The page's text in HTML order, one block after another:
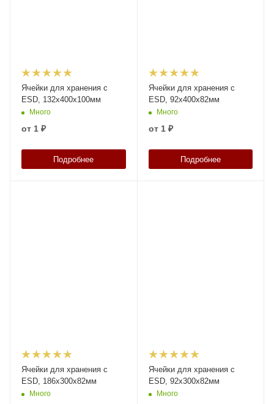
Ячейки для хранения с
ESD, 132x400x100мм
Много
от 1 ₽
Подробнее
Ячейки для хранения с
ESD, 92x400x82мм
Много
от 1 ₽
Подробнее
Ячейки для хранения с
ESD, 186x300x82мм
Много
Ячейки для хранения с
ESD, 92x300x82мм
Много